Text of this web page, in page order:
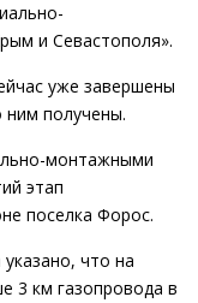
и Севастополя».
уже завершены
получены.
монтажными
этап
поселка Форос.
что на
3 км газопровода в